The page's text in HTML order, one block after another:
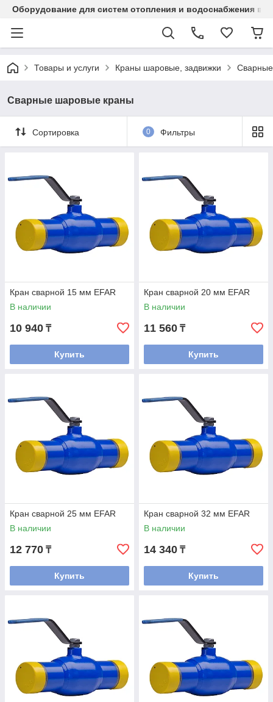
Оборудование для систем отопления и водоснабжения в
Товары и услуги Краны шаровые, задвижки
Сварные шаровые краны
Сортировка 0 Фильтры
Кран сварной 15 мм EFAR
В наличии
10 940 ₸
Купить
Кран сварной 20 мм EFAR
В наличии
11 560 ₸
Купить
Кран сварной 25 мм EFAR
В наличии
12 770 ₸
Купить
Кран сварной 32 мм EFAR
В наличии
14 340 ₸
Купить